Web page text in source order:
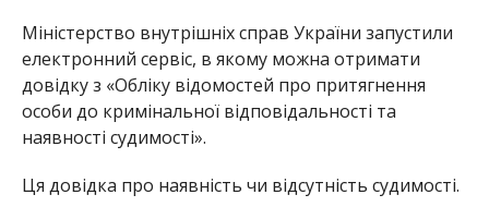
Міністерство внутрішніх справ України запустили
електронний сервіс, в якому можна отримати
довідку з «Обліку відомостей про притягнення
особи до кримінальної відповідальності та
наявності судимості».
Ця довідка про наявність чи відсутність судимості.